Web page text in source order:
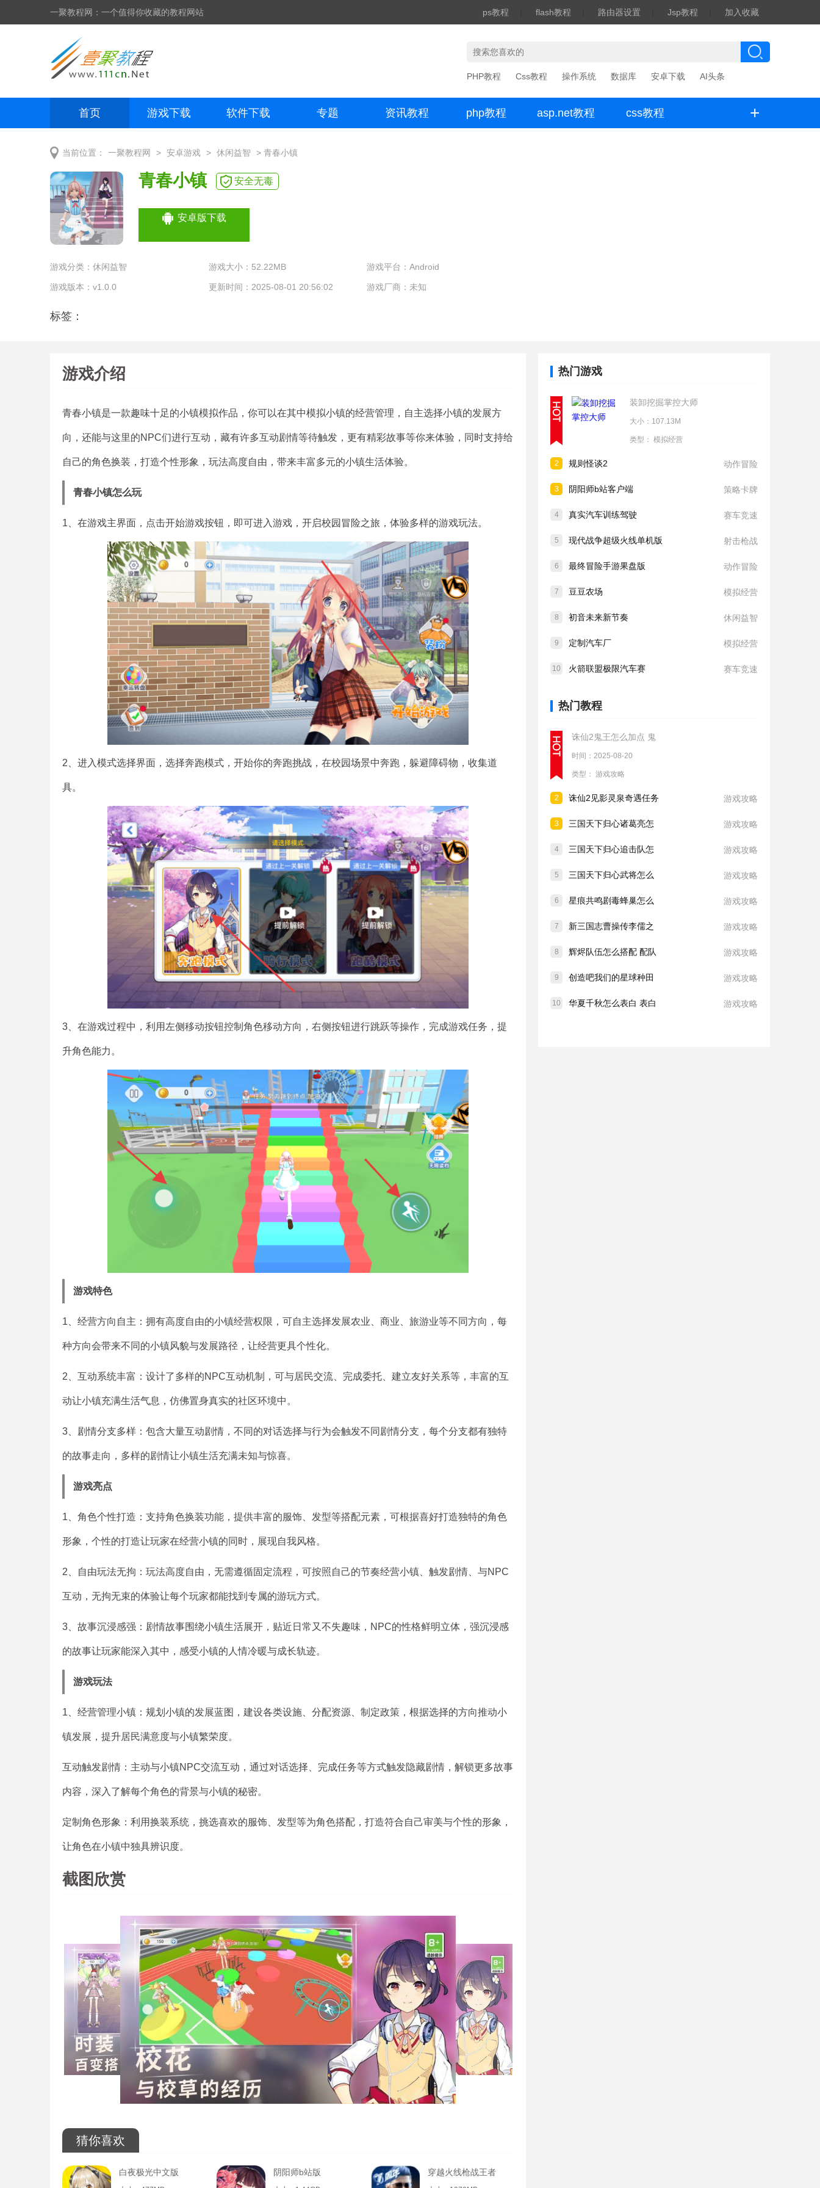
一聚教程网：一个值得你收藏的教程网站 ps教程 flash教程 路由器设置 Jsp教程 加入收藏
PHP教程 Css教程 操作系统 数据库 安卓下载 AI头条
首页 游戏下载 软件下载 专题 资讯教程 php教程 asp.net教程 css教程 +
当前位置： 一聚教程网 > 安卓游戏 > 休闲益智 > 青春小镇
青春小镇 安全无毒
安卓版下载
游戏分类： 休闲益智 游戏大小：52.22MB 游戏平台：Android
游戏版本：v1.0.0 更新时间：2025-08-01 20:56:02 游戏厂商：未知
标签：
游戏介绍
青春小镇是一款趣味十足的小镇模拟作品，你可以在其中模拟小镇的经营管理，自主选择小镇的发展方
向，还能与这里的NPC们进行互动，藏有许多互动剧情等待触发，更有精彩故事等你来体验，同时支持给
自己的角色换装，打造个性形象，玩法高度自由，带来丰富多元的小镇生活体验。
青春小镇怎么玩
1、在游戏主界面，点击开始游戏按钮，即可进入游戏，开启校园冒险之旅，体验多样的游戏玩法。
2、进入模式选择界面，选择奔跑模式，开始你的奔跑挑战，在校园场景中奔跑，躲避障碍物，收集道
具。
3、在游戏过程中，利用左侧移动按钮控制角色移动方向，右侧按钮进行跳跃等操作，完成游戏任务，提
升角色能力。
游戏特色
1、经营方向自主：拥有高度自由的小镇经营权限，可自主选择发展农业、商业、旅游业等不同方向，每
种方向会带来不同的小镇风貌与发展路径，让经营更具个性化。
2、互动系统丰富：设计了多样的NPC互动机制，可与居民交流、完成委托、建立友好关系等，丰富的互
动让小镇充满生活气息，仿佛置身真实的社区环境中。
3、剧情分支多样：包含大量互动剧情，不同的对话选择与行为会触发不同剧情分支，每个分支都有独特
的故事走向，多样的剧情让小镇生活充满未知与惊喜。
游戏亮点
1、角色个性打造：支持角色换装功能，提供丰富的服饰、发型等搭配元素，可根据喜好打造独特的角色
形象，个性的打造让玩家在经营小镇的同时，展现自我风格。
2、自由玩法无拘：玩法高度自由，无需遵循固定流程，可按照自己的节奏经营小镇、触发剧情、与NPC
互动，无拘无束的体验让每个玩家都能找到专属的游玩方式。
3、故事沉浸感强：剧情故事围绕小镇生活展开，贴近日常又不失趣味，NPC的性格鲜明立体，强沉浸感
的故事让玩家能深入其中，感受小镇的人情冷暖与成长轨迹。
游戏玩法
1、经营管理小镇：规划小镇的发展蓝图，建设各类设施、分配资源、制定政策，根据选择的方向推动小
镇发展，提升居民满意度与小镇繁荣度。
互动触发剧情：主动与小镇NPC交流互动，通过对话选择、完成任务等方式触发隐藏剧情，解锁更多故事
内容，深入了解每个角色的背景与小镇的秘密。
定制角色形象：利用换装系统，挑选喜欢的服饰、发型等为角色搭配，打造符合自己审美与个性的形象，
让角色在小镇中独具辨识度。
截图欣赏
猜你喜欢
白夜极光中文版 阴阳师b站版 穿越火线枪战王者
热门游戏
装卸挖掘掌控大师
大小：107.13M
类型： 模拟经营
2 规则怪谈2 动作冒险
3 阴阳师b站客户端 策略卡牌
4 真实汽车训练驾驶 赛车竞速
5 现代战争超级火线单机版 射击枪战
6 最终冒险手游果盘版 动作冒险
7 豆豆农场 模拟经营
8 初音未来新节奏 休闲益智
9 定制汽车厂 模拟经营
10 火箭联盟极限汽车赛 赛车竞速
热门教程
诛仙2鬼王怎么加点 鬼
时间：2025-08-20
类型： 游戏攻略
2 诛仙2见影灵泉奇遇任务 游戏攻略
3 三国天下归心诸葛亮怎 游戏攻略
4 三国天下归心追击队怎 游戏攻略
5 三国天下归心武将怎么 游戏攻略
6 星痕共鸣剧毒蜂巢怎么 游戏攻略
7 新三国志曹操传李儒之 游戏攻略
8 辉烬队伍怎么搭配 配队 游戏攻略
9 创造吧我们的星球种田 游戏攻略
10 华夏千秋怎么表白 表白 游戏攻略